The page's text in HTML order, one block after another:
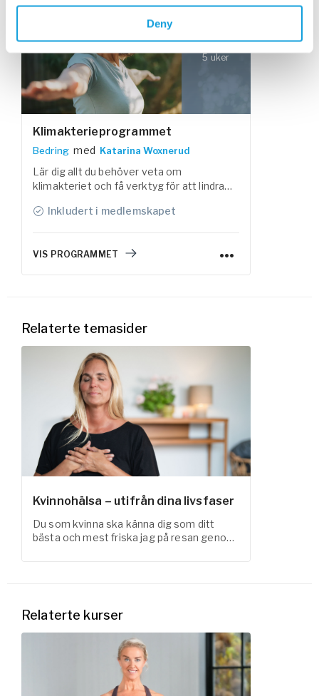
Deny
5 uker
Klimakterieprogrammet
Bedring med Katarina Woxnerud
Lär dig allt du behöver veta om
klimakteriet och få verktyg för att lindra
må ditt bästa jag! Programmet innehåller
välmående balans mellan rörelse och
Inkludert i medlemskapet
VIS PROGRAMMET
Relaterte temasider
Kvinnohälsa – utifrån dina livsfaser
Du som kvinna ska känna dig som ditt
bästa och mest friska jag på resan genom
Relaterte kurser